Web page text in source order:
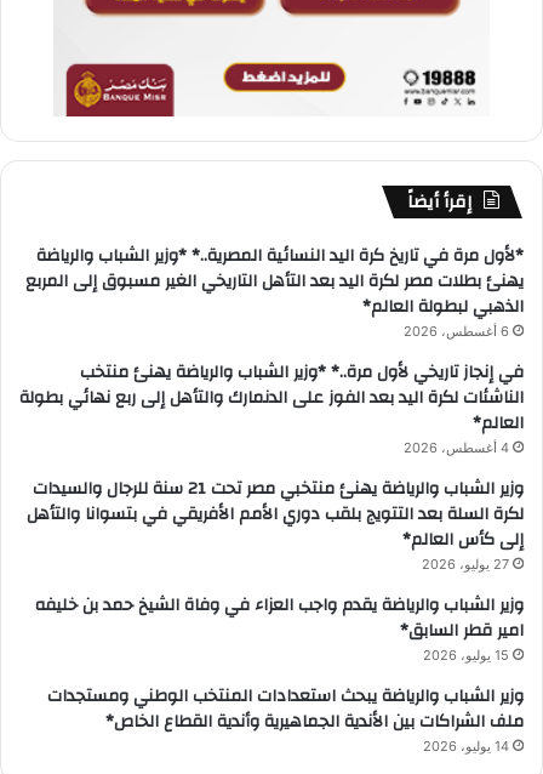
إقرأ أيضاً
*لأول مرة في تاريخ كرة اليد النسائية المصرية..* *وزير الشباب والرياضة
يهنئ بطلات مصر لكرة اليد بعد التأهل التاريخي الغير مسبوق إلى المربع
الذهبي لبطولة العالم*
6 أغسطس، 2026
في إنجاز تاريخي لأول مرة..* *وزير الشباب والرياضة يهنئ منتخب
الناشئات لكرة اليد بعد الفوز على الدنمارك والتأهل إلى ربع نهائي بطولة
العالم*
4 أغسطس، 2026
وزير الشباب والرياضة يهنئ منتخبي مصر تحت 21 سنة للرجال والسيدات
لكرة السلة بعد التتويج بلقب دوري الأمم الأفريقي في بتسوانا والتأهل
إلى كأس العالم*
27 يوليو، 2026
وزير الشباب والرياضة يقدم واجب العزاء في وفاة الشيخ حمد بن خليفه
امير قطر السابق*
15 يوليو، 2026
وزير الشباب والرياضة يبحث استعدادات المنتخب الوطني ومستجدات
ملف الشراكات بين الأندية الجماهيرية وأندية القطاع الخاص*
14 يوليو، 2026